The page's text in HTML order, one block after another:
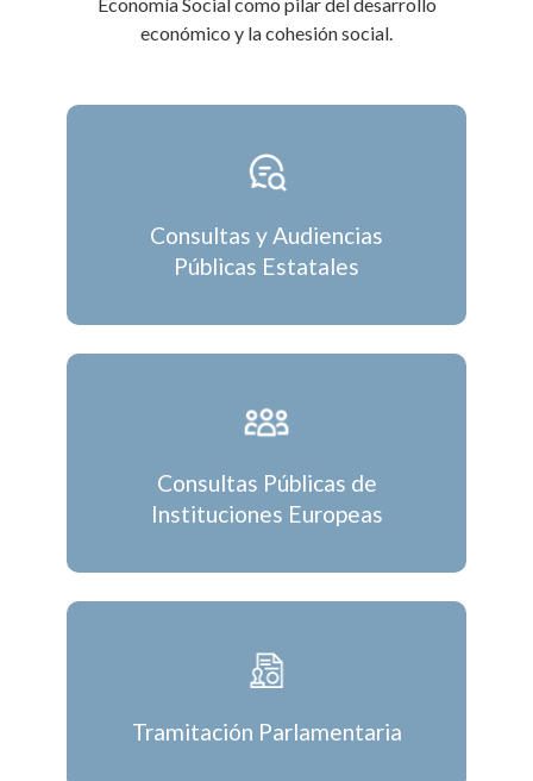
económico y la cohesión social.
Consultas y Audiencias
Públicas Estatales
Consultas Públicas de
Instituciones Europeas
Tramitación Parlamentaria